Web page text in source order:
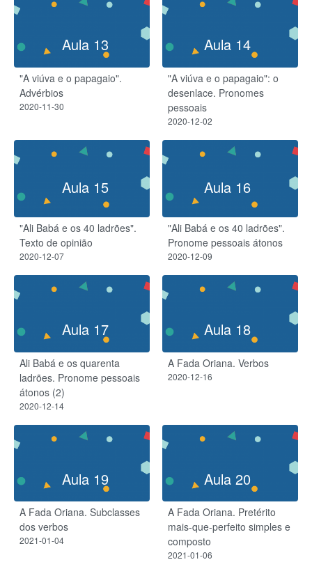
Aula 13
"A viúva e o papagaio".
Advérbios
2020-11-30
Aula 14
"A viúva e o papagaio": o
desenlace. Pronomes
pessoais
2020-12-02
Aula 15
"Ali Babá e os 40 ladrões".
Texto de opinião
2020-12-07
Aula 16
"Ali Babá e os 40 ladrões".
Pronome pessoais átonos
2020-12-09
Aula 17
Ali Babá e os quarenta
ladrões. Pronome pessoais
átonos (2)
2020-12-14
Aula 18
A Fada Oriana. Verbos
2020-12-16
Aula 19
A Fada Oriana. Subclasses
dos verbos
2021-01-04
Aula 20
A Fada Oriana. Pretérito
mais-que-perfeito simples e
composto
2021-01-06